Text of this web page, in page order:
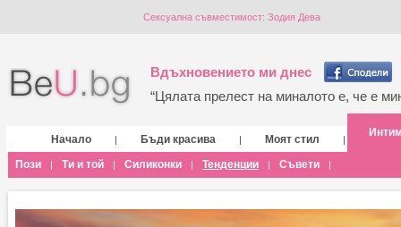
Сексуална съвместимост: Зодия Дева
Вдъхновението ми днес
“Цялата прелест на миналото е, че е
Начало | Бъди красива | Моят стил |
Пози | Ти и той | Силиконки | Тенденции | Съвети |